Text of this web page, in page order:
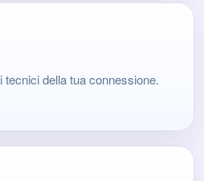
della tua connessione.